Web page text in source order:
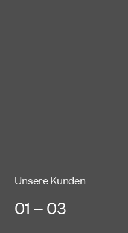
Unsere Kunden
01 -- 03